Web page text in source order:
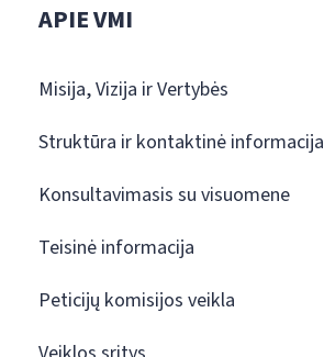
APIE VMI
Misija, Vizija ir Vertybės
Struktūra ir kontaktinė informacija
Konsultavimasis su visuomene
Teisinė informacija
Peticijų komisijos veikla